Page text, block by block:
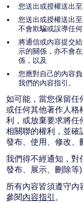
您送出或授權送出
您送出或授權送出
不會欺騙或誤導任
將通信或內容提交
示的關係，亦不會
係，以及
您應對自己的內容
我們的內容指引。
如可能，當您保留任
或任何其他著作人格
利，或放棄要求將任
相關聯的權利，並確
發布、使用、修改、
我們得不經通知，對
發布、展示、刪除等)
所有內容皆須遵守
參閱內容指引。